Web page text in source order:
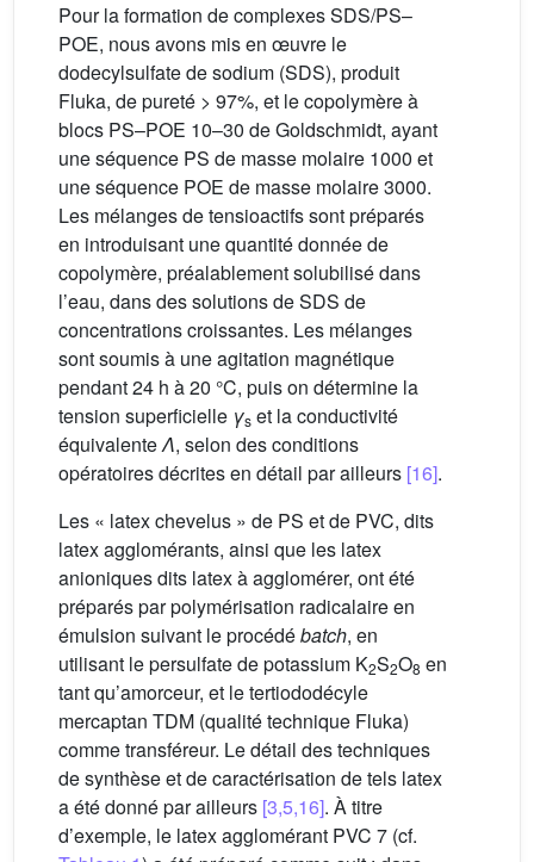
Pour la formation de complexes SDS/PS–
POE, nous avons mis en œuvre le
dodecylsulfate de sodium (SDS), produit
Fluka, de pureté > 97%, et le copolymère à
blocs PS–POE 10–30 de Goldschmidt, ayant
une séquence PS de masse molaire 1000 et
une séquence POE de masse molaire 3000.
Les mélanges de tensioactifs sont préparés
en introduisant une quantité donnée de
copolymère, préalablement solubilisé dans
l’eau, dans des solutions de SDS de
concentrations croissantes. Les mélanges
sont soumis à une agitation magnétique
pendant 24 h à 20 °C, puis on détermine la
tension superficielle γs et la conductivité
équivalenteΛ, selon des conditions
opératoires décrites en détail par ailleurs [16].
Les « latex chevelus » de PS et de PVC, dits
latex agglomérants, ainsi que les latex
anioniques dits latex à agglomérer, ont été
préparés par polymérisation radicalaire en
émulsion suivant le procédébatch, en
utilisant le persulfate de potassium K2S2O8 en
tant qu’amorceur, et le tertiododécyle
mercaptan TDM (qualité technique Fluka)
comme transféreur. Le détail des techniques
de synthèse et de caractérisation de tels latex
a été donné par ailleurs [3,5,16]. À titre
d’exemple, le latex agglomérant PVC 7 (cf.